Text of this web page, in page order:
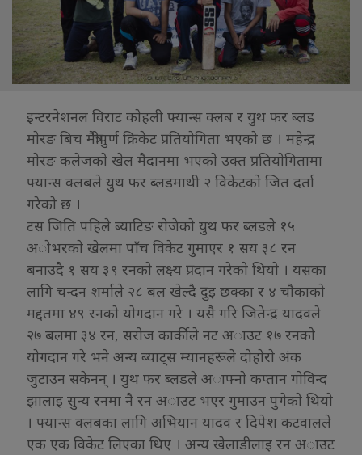
इन्टरनेशनल विराट काेहली फ्यान्स क्लब र युथ फर ब्लड
माेरङ बिच मैत्रीपुर्ण क्रिकेट प्रतियाेगिता भएकाे छ । महेन्द्र
माेरङ कलेजकाे खेल मैदानमा भएकाे उक्त प्रतियाेगितामा
फ्यान्स क्लबले युथ फर ब्लडमाथी २ विकेटकाे जित दर्ता
गरेकाे छ ।
टस जिति पहिले ब्याटिङ राेजेकाे युथ फर ब्लडले १५
अाेभरकाे खेलमा पाँच विकेट गुमाएर १ सय ३८ रन
बनाउदै १ सय ३९ रनकाे लक्ष्य प्रदान गरेकाे थियाे । यसका
लागि चन्दन शर्माले २८ बल खेल्दै दुइ छक्का र ४ चाैकाकाे
मद्दतमा ४९ रनकाे याेगदान गरे । यसै गरि जितेन्द्र यादवले
२७ बलमा ३४ रन, सराेज कार्कीले नट अाउट १७ रनकाे
याेगदान गरे भने अन्य ब्याट्स म्यानहरूले दाेहाेराे अंक
जुटाउन सकेनन् । युथ फर ब्लडले अाफ्नाे कप्तान गाेविन्द
झालाइ सुन्य रनमा नै रन अाउट भएर गुमाउन पुगेकाे थियाे
। फ्यान्स क्लबका लागि अभियान यादव र दिपेश कटवालले
एक एक विकेट लिएका थिए । अन्य खेलाडीलाइ रन अाउट